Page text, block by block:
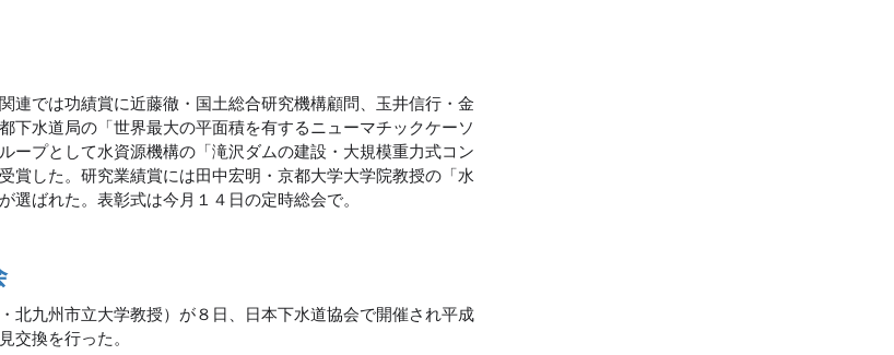
連では功績賞に近藤徹・国土総合研究機構顧問、玉井信行・金
水道局の「世界最大の平面積を有するニューマチックケーソ
プとして水資源機構の「滝沢ダムの建設・大規模重力式コン
賞した。研究業績賞には田中宏明・京都大学大学院教授の「水
ばれた。表彰式は今月１４日の定時総会で。
北九州市立大学教授）が８日、日本下水道協会で開催され平成
交換を行った。